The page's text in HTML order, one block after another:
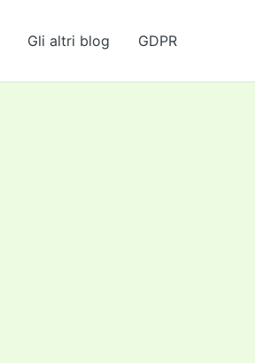
Gli altri blog GDPR